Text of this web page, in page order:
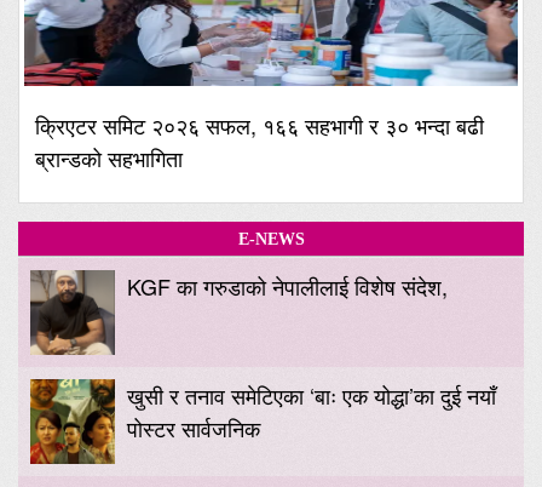
क्रिएटर समिट २०२६ सफल, १६६ सहभागी र ३० भन्दा बढी
ब्रान्डको सहभागिता
E-NEWS
KGF का गरुडाको नेपालीलाई विशेष संदेश,
खुसी र तनाव समेटिएका ‘बाः एक योद्धा’का दुई नयाँ
पोस्टर सार्वजनिक